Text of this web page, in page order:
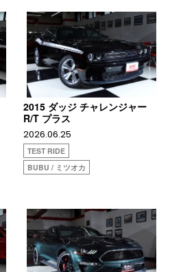
2015 ダッジ チャレンジャー
R/T プラス
2026.06.25
TEST RIDE
BUBU / ミツオカ